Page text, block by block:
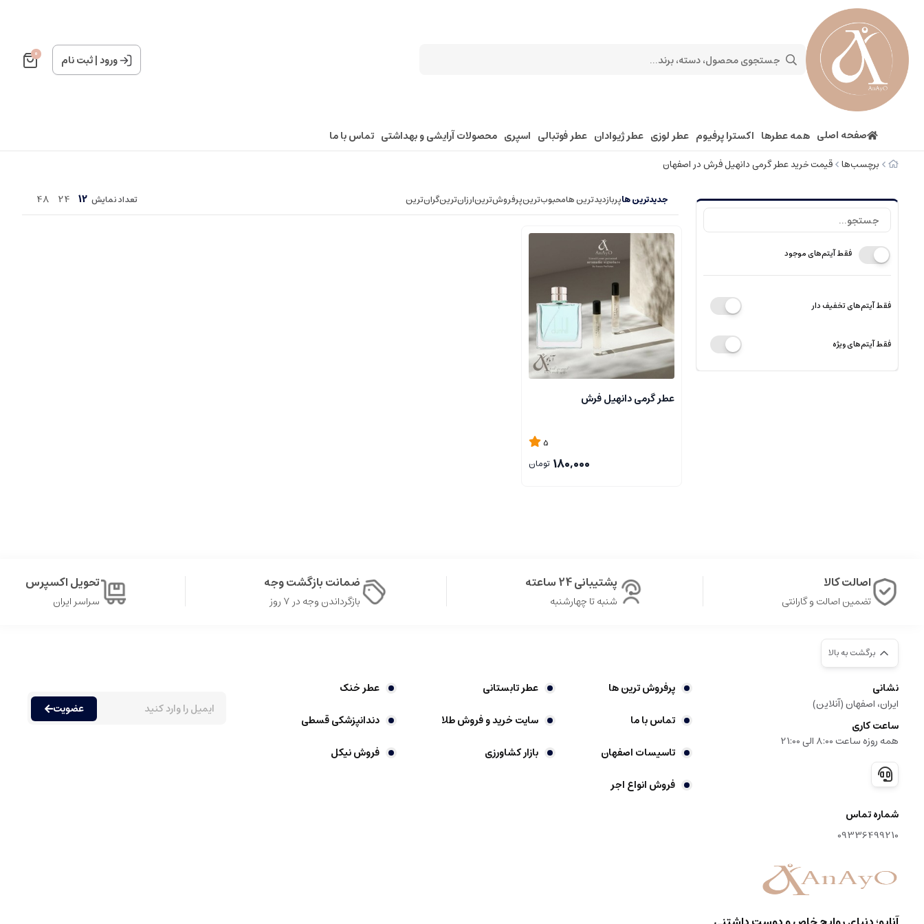
ورود|ثبت نام 0
صفحه اصلی همه عطرها اکسترا پرفیوم عطر لوزی عطر ژیوادان عطر فوتبالی اسپری محصولات آرایشی و بهداشتی تماس با ما
برچسب‌ها قیمت خرید عطر گرمی دانهیل فرش در اصفهان
فقط آیتم‌های موجود
فقط آیتم‌های تخفیف دار
فقط آیتم‌های ویژه
جدیدترین هاپربازدیدترین هامحبوب‌‌ترینپرفروش‌ترینارزان‌ترینگران‌ترین تعداد نمایش 12
24
48
عطر گرمی دانهیل فرش
5
180,000 تومان
اصالت کالا
تضمین اصالت و گارانتی
پشتیبانی 24 ساعته
شنبه تا چهارشنبه
ضمانت بازگشت وجه
بازگرداندن وجه در ۷ روز
تحویل اکسپرس
سراسر ایران
برگشت به بالا
نشانی
ایران، اصفهان (آنلاین)
ساعت کاری
همه روزه ساعت 8:00 الی 21:00
شماره تماس
09336499210
پرفروش ترین ها عطر تابستانی
عطر خنک
تماس با ما
سایت خرید و فروش طلا
دندانپزشکی قسطی
تاسیسات اصفهان
بازار کشاورزی
فروش نیکل
فروش انواع اجر
عضویت